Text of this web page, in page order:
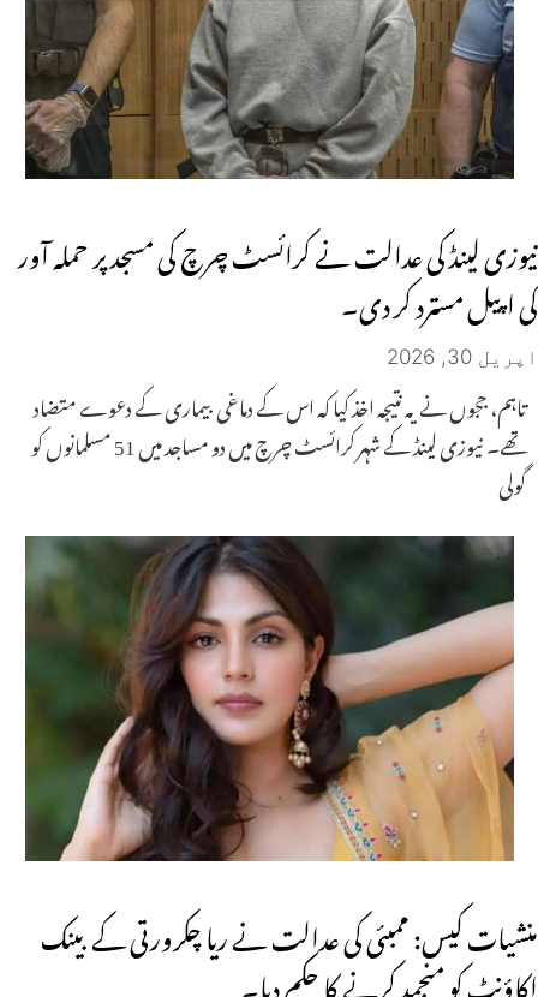
نیوزی لینڈ کی عدالت نے کرائسٹ چرچ کی مسجد پر حملہ آور
کی اپیل مسترد کر دی۔
اپریل 30, 2026
تاہم، ججوں نے یہ نتیجہ اخذ کیا کہ اس کے دماغی بیماری کے دعوے متضاد
تھے۔ نیوزی لینڈ کے شہر کرائسٹ چرچ میں دو مساجد میں 51 مسلمانوں کو
گولی
منشیات کیس: ممبئی کی عدالت نے ریا چکرورتی کے بینک
اکاؤنٹ کو منجمد کرنے کا حکم دیا۔